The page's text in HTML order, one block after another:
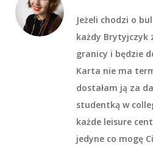
Jeżeli chodzi o
każdy Brytyjczyk
granicy i będzie
Karta nie ma
dostałam ją za
studentką w
każde leisure
jedyne co mogę